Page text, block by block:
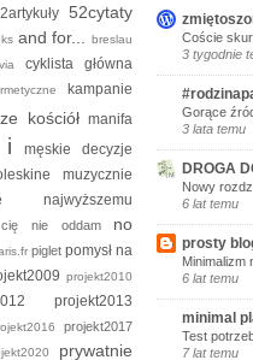
52cytaty
and for...breslau
cyklistagłówna
kampanie
kościółmanifa
imęskie decyzje
muzycznie
żenajwyższemu
nie oddam no
pigletpomysł na
projekt2010
projekt2013
projekt2017
prywatnie
Coście
3 tygodnie
Gorące
3 lata temu
DROGA
Nowy
6 lat temu
prosty
Minimalizm
6 lat temu
minimal
Test
7 lat temu